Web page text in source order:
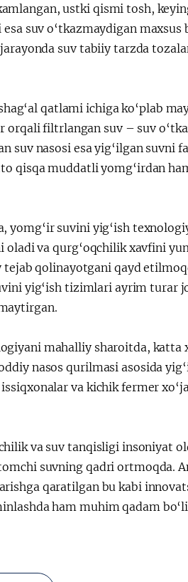
ustki qismi tosh,
suv o‘tkazmaydigan
suv tabiiy tarzda
qatlami ichiga ko‘plab
filtrlangan suv – suv
suv nasosi esa yig‘ilgan suvni
qisqa muddatli yomg‘irdan
yomg‘ir suvini yig‘ish
va qurg‘oqchilik xavfini
qolinayotgani qayd
yig‘ish tizimlari ayrim turar
mahalliy sharoitda, katta
nasos qurilmasi asosida
va kichik fermer
va suv tanqisligi insoniyat
suvning qadri ortmoqda.
qaratilgan bu kabi
ham muhim qadam